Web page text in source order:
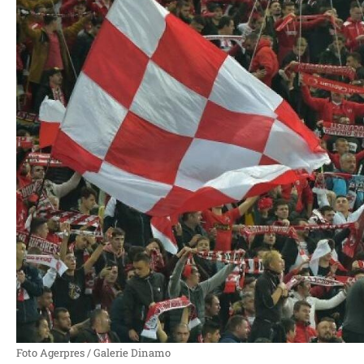
Foto Agerpres / Galerie Dinamo